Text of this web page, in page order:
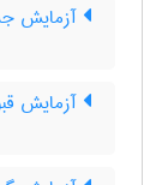
آزمایش
آزمایش